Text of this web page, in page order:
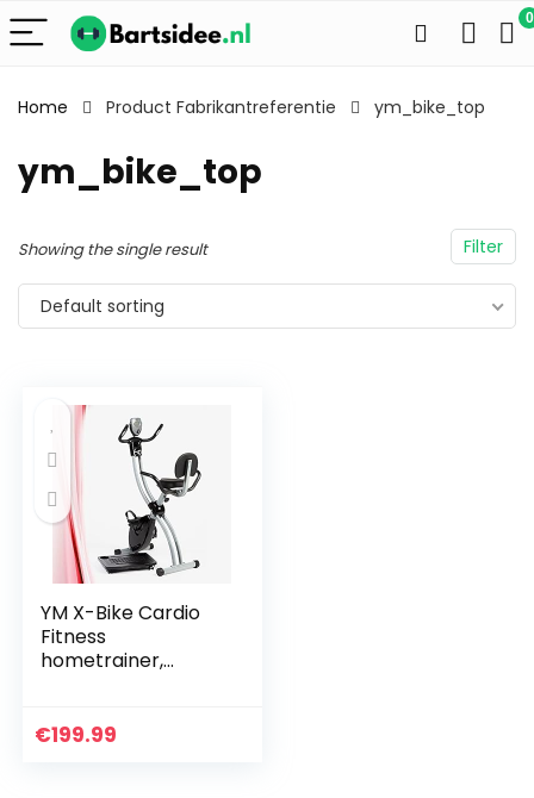
0
Home Product Fabrikantreferentie ym_bike_top
ym_bike_top
Filter
Showing the single result
Default sorting
YM X-Bike Cardio
Fitness
hometrainer,
opbergdoos
€199.99